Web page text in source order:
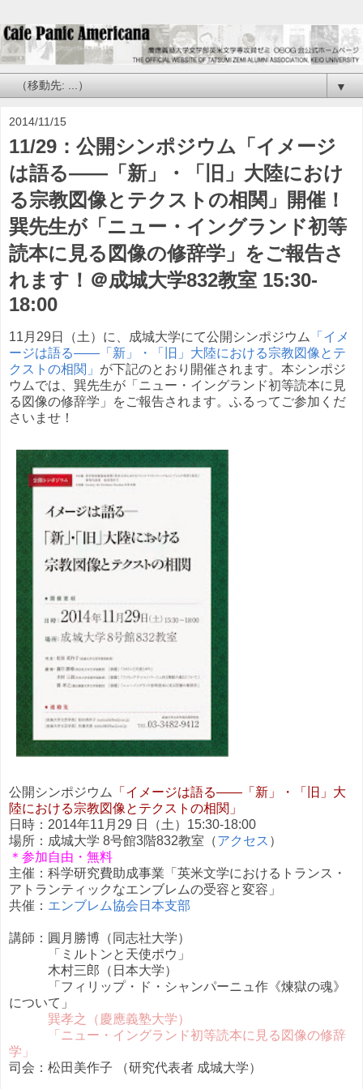
▼
2014/11/15
11/29：公開シンポジウム「イメージ
は語る——「新」・「旧」大陸におけ
る宗教図像とテクストの相関」開催！
巽先生が「ニュー・イングランド初等
読本に見る図像の修辞学」をご報告さ
れます！＠成城大学832教室 15:30-
18:00
11月29日（土）に、成城大学にて公開シンポジウム
「イメ
ージは語る——「新」・「旧」大陸における宗教図像とテ
クストの相関」 が下記のとおり開催されます。本シンポジ
ウムでは、巽先生が「ニュー・イングランド初等読本に見
る図像の修辞学」をご報告されます。ふるってご参加くだ
さいませ！
公開シンポジウム
「イメージは語る——「新」・「旧」大
陸における宗教図像とテクストの相関」
日時：2014年11月29 日（土）15:30-18:00
場所：成城大学 8号館3階832教室（アクセス ）
＊参加自由・無料
主催：科学研究費助成事業「英米文学におけるトランス・
アトランティックなエンブレムの受容と変容」
共催： エンブレム協会日本支部
講師：圓月勝博（同志社大学）
「ミルトンと天使ポウ」
木村三郎（日本大学）
「フィリップ・ド・シャンパーニュ作《煉獄の魂》
について」
巽孝之（慶應義塾大学）
「ニュー・イングランド初等読本に見る 図像の修辞
学」
司会：松田美作子 （研究代表者 成城大学）